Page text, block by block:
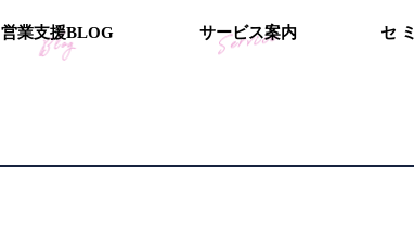
営業支援BLOG サービス案内 セ ミ